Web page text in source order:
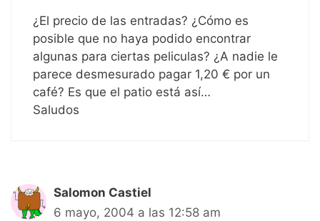
¿El precio de las entradas? ¿Cómo es
posible que no haya podido encontrar
algunas para ciertas peliculas? ¿A nadie le
parece desmesurado pagar 1,20 € por un
café? Es que el patio está así…
Saludos
Salomon Castiel
6 mayo, 2004 a las 12:58 am